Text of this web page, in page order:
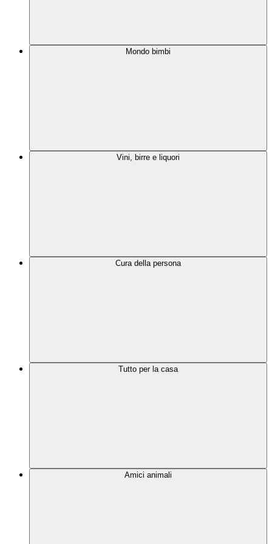
Mondo bimbi
Vini, birre e liquori
Cura della persona
Tutto per la casa
Amici animali